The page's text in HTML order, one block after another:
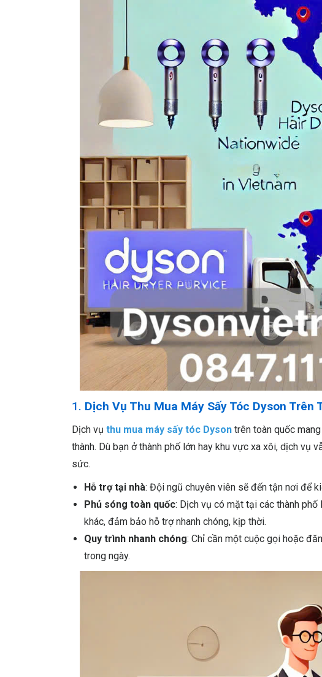
1. Dịch Vụ Thu Mua Máy Sấy Tóc Dyson Trên
Dịch vụ thu mua máy sấy tóc Dyson trên toàn quốc
thành. Dù bạn ở thành phố lớn hay khu vực xa xôi, dịch vụ
sức.
Hỗ trợ tại nhà: Đội ngũ chuyên viên sẽ đến tận nơi để
Phủ sóng toàn quốc: Dịch vụ có mặt tại các thành phố
khác, đảm bảo hỗ trợ nhanh chóng, kịp thời.
Quy trình nhanh chóng: Chỉ cần một cuộc gọi hoặc
trong ngày.